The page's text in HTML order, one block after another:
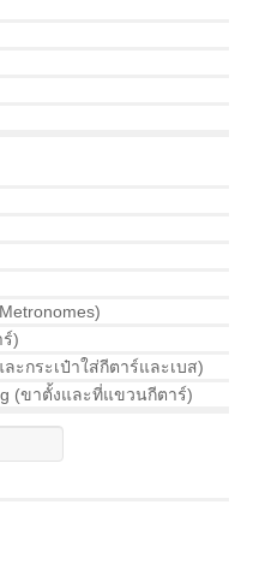
)
ะกระเป๋าใส่กีตาร์และเบส)
(ขาตั้งและที่แขวนกีตาร์)